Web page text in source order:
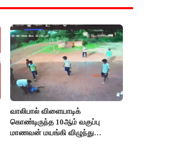
வாலிபால் விளையாடிக்
கொண்டிருந்த 10ஆம் வகுப்பு
மாணவன் மயங்கி விழுந்து